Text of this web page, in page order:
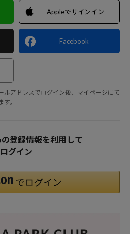
Appleでサインイン
Facebook
アドレスでログイン後、マイページにて
。
登録情報を利用して
ログイン